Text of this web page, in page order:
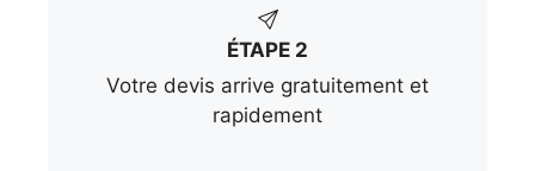
ÉTAPE 2
Votre devis arrive gratuitement et
rapidement